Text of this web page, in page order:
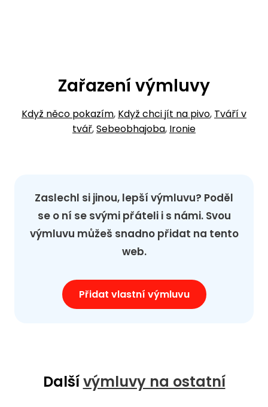
Zařazení výmluvy
Když něco pokazím, Když chci jít na pivo, Tváří v
tvář,Sebeobhajoba, Ironie
Zaslechl si jinou, lepší výmluvu? Poděl
se o ní se svými přáteli i s námi. Svou
výmluvu můžeš snadno přidat na tento
web.
Přidat vlastní výmluvu
Dalšívýmluvy na ostatní